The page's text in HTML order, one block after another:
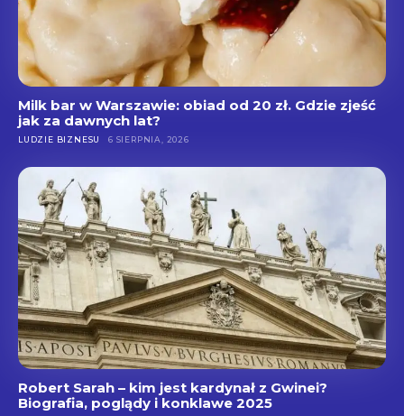
Milk bar w Warszawie: obiad od 20 zł. Gdzie zjeść
jak za dawnych lat?
LUDZIE BIZNESU 6 SIERPNIA, 2026
Robert Sarah – kim jest kardynał z Gwinei?
Biografia, poglądy i konklawe 2025